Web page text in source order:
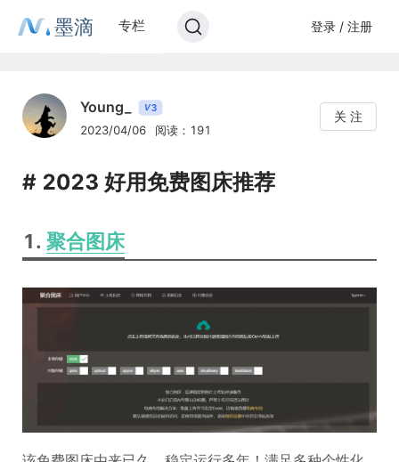
墨滴 专栏 登录 / 注册
Young_ V3
2023/04/06 阅读：191
关 注
# 2023 好用免费图床推荐
1. 聚合图床